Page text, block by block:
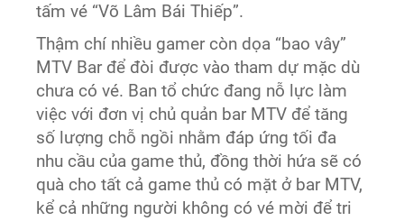
tấm vé “Võ Lâm Bái Thiếp”.
Thậm chí nhiều gamer còn dọa “bao vây”
MTV Bar để đòi được vào tham dự mặc dù
chưa có vé. Ban tổ chức đang nỗ lực làm
việc với đơn vị chủ quản bar MTV để tăng
số lượng chỗ ngồi nhằm đáp ứng tối đa
nhu cầu của game thủ, đồng thời hứa sẽ có
quà cho tất cả game thủ có mặt ở bar MTV,
kể cả những người không có vé mời để tri